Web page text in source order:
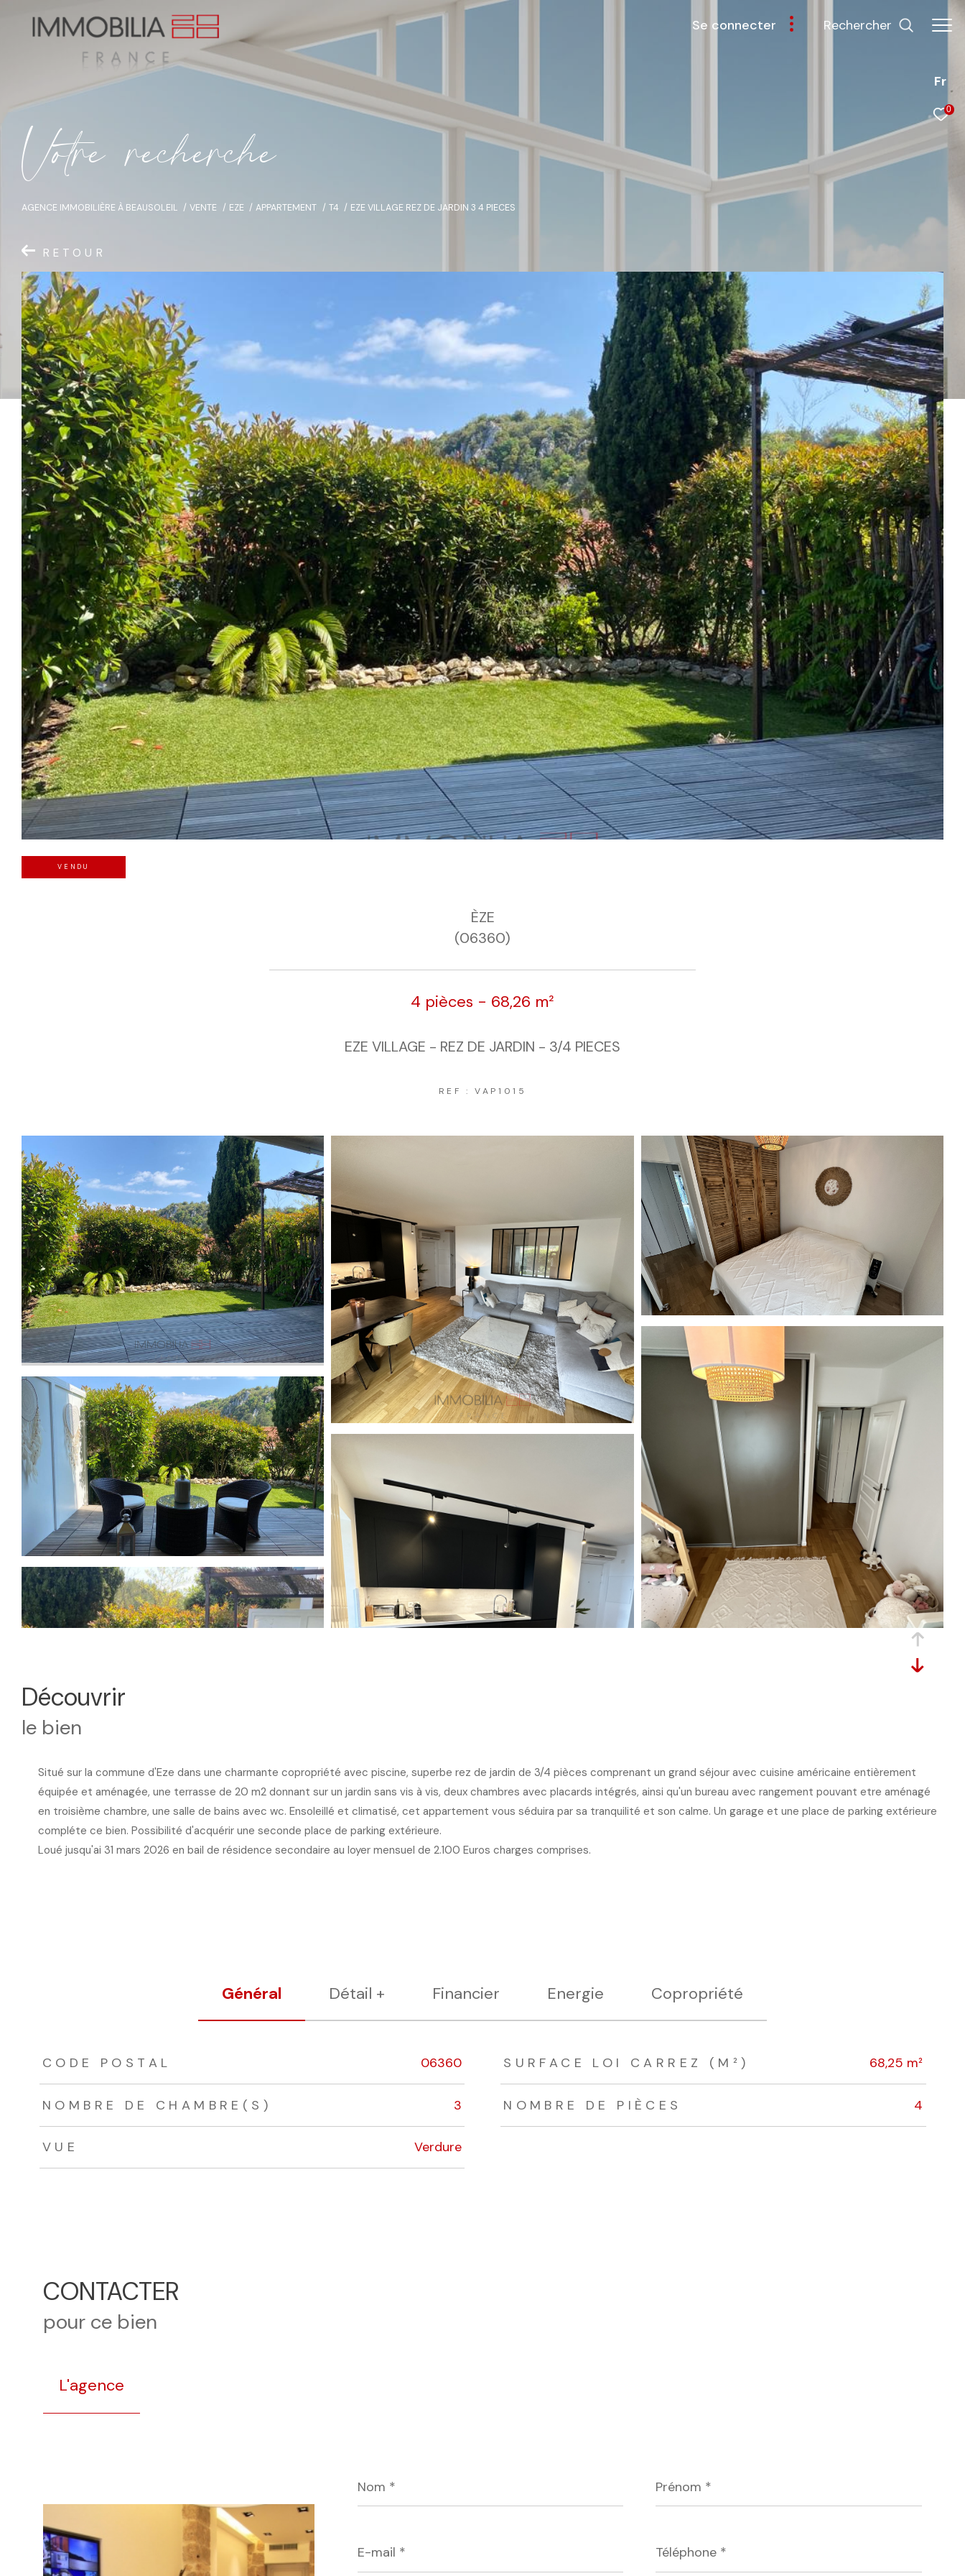
Fr
0
se connecter rechercher
Votre recherche
AGENCE IMMOBILIÈRE À BEAUSOLEIL VENTE EZE APPARTEMENT T4 EZE VILLAGE REZ DE JARDIN 3 4 PIECES
RETOUR
VENDU
ÈZE
(06360)
4 pièces - 68,26 m²
EZE VILLAGE - REZ DE JARDIN - 3/4 PIECES
REF : VAP1015
découvrir
le bien
Situé sur la commune d'Eze dans une charmante copropriété avec piscine, superbe rez de jardin de 3/4 pièces comprenant un grand séjour avec cuisine américaine entièrement
équipée et aménagée, une terrasse de 20 m2 donnant sur un jardin sans vis à vis, deux chambres avec placards intégrés, ainsi qu'un bureau avec rangement pouvant etre aménagé
en troisième chambre, une salle de bains avec wc. Ensoleillé et climatisé, cet appartement vous séduira par sa tranquilité et son calme. Un garage et une place de parking extérieure
compléte ce bien. Possibilité d'acquérir une seconde place de parking extérieure.
Loué jusqu'ai 31 mars 2026 en bail de résidence secondaire au loyer mensuel de 2.100 Euros charges comprises.
Général Détail + Financier Energie Copropriété
TRAD_ZEPHYR_Caracteristique
CODE POSTAL 06360 SURFACE LOI CARREZ (M²) 68,25 m²
NOMBRE DE CHAMBRE(S) 3 NOMBRE DE PIÈCES 4
VUE Verdure
CONTACTER
pour ce bien
L'agence
* *
mail
*
*